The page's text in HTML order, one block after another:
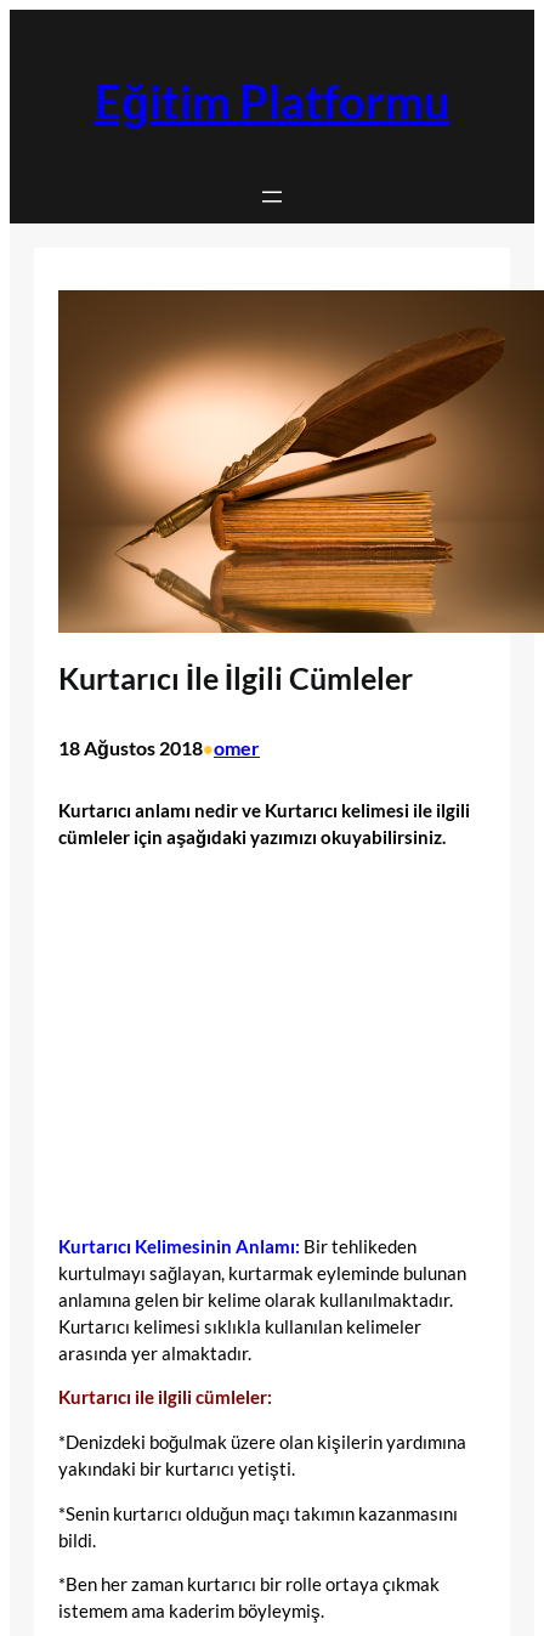
Eğitim Platformu
Kurtarıcı İle İlgili Cümleler
18 Ağustos 2018•omer
Kurtarıcı anlamı nedir ve Kurtarıcı kelimesi ile ilgili
cümleler için aşağıdaki yazımızı okuyabilirsiniz.
Kurtarıcı Kelimesinin Anlamı: Bir tehlikeden
kurtulmayı sağlayan, kurtarmak eyleminde bulunan
anlamına gelen bir kelime olarak kullanılmaktadır.
Kurtarıcı kelimesi sıklıkla kullanılan kelimeler
arasında yer almaktadır.
Kurtarıcı ile ilgili cümleler:
*Denizdeki boğulmak üzere olan kişilerin yardımına
yakındaki bir kurtarıcı yetişti.
*Senin kurtarıcı olduğun maçı takımın kazanmasını
bildi.
*Ben her zaman kurtarıcı bir rolle ortaya çıkmak
istemem ama kaderim böyleymiş.